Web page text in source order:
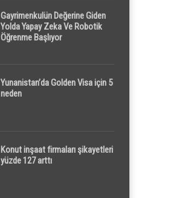
Gayrimenkulün Değerine Giden
Yolda Yapay Zeka Ve Robotik
Öğrenme Başlıyor
Yunanistan’da Golden Visa için 5
neden
Konut inşaat firmaları şikayetleri
yüzde 127 arttı